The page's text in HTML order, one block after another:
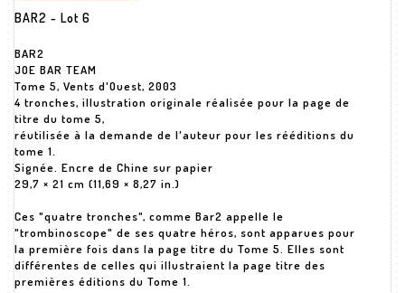
BAR2 - Lot 6
BAR2
JOE BAR TEAM
Tome 5, Vents d'Ouest, 2003
4 tronches, illustration originale réalisée pour la page de
titre du tome 5,
réutilisée à la demande de l'auteur pour les rééditions du
tome 1.
Signée. Encre de Chine sur papier
29,7 × 21 cm (11,69 × 8,27 in.)
Ces "quatre tronches", comme Bar2 appelle le
"trombinoscope" de ses quatre héros, sont apparues pour
la première fois dans la page titre du Tome 5. Elles sont
différentes de celles qui illustraient la page titre des
premières éditions du Tome 1.